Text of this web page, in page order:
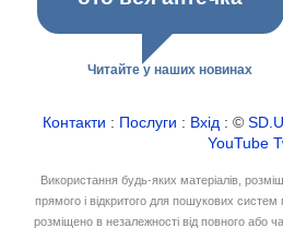
Читайте у наших новинах
Контакти : Послуги : Вхід : ©
YouTube
Використання будь-яких матеріалів,
прямого і відкритого для пошукових
розміщено в незалежності від повного або